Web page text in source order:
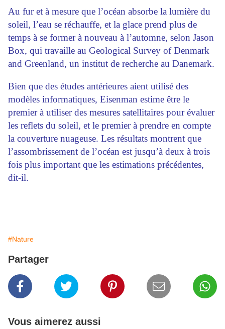
Au fur et à mesure que l’océan absorbe la lumière du
soleil, l’eau se réchauffe, et la glace prend plus de
temps à se former à nouveau à l’automne, selon Jason
Box, qui travaille au Geological Survey of Denmark
and Greenland, un institut de recherche au Danemark.
Bien que des études antérieures aient utilisé des
modèles informatiques, Eisenman estime être le
premier à utiliser des mesures satellitaires pour évaluer
les reflets du soleil, et le premier à prendre en compte
la couverture nuageuse. Les résultats montrent que
l’assombrissement de l’océan est jusqu’à deux à trois
fois plus important que les estimations précédentes,
dit-il.
#Nature
Partager
Vous aimerez aussi